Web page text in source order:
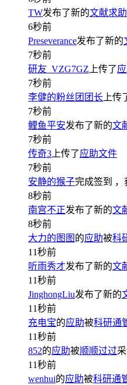
TW发布了新的文献求助
6秒前
Preseverance发布了新的
7秒前
研友_VZG7GZ 上传了
7秒前
李健的粉丝团团长 上传
7秒前
鲤鱼平安发布了新的文
7秒前
传奇3 上传了应助文件
7秒前
安静的猴子完成签到 ，
8秒前
南宫不正发布了新的文
8秒前
大力的图图 的应助被科
11秒前
听雨秀才发布了新的文
11秒前
JinghongLiu发布了新的
11秒前
充电宝的应助被科研通
11秒前
852的应助被顺顺过过
11秒前
wenhui的应助被科研通